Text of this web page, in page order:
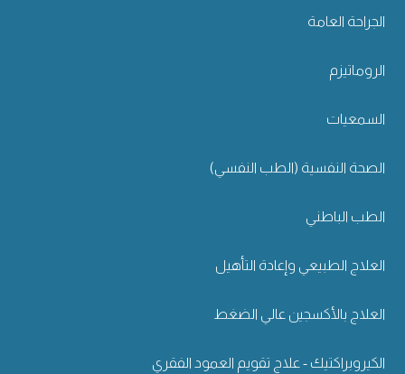
الجراحة العامة
الروماتيزم
السمعيات
الصحة النفسية (الطب النفسي)
الطب الباطني
العلاج الطبيعي وإعادة التأهيل
العلاج بالأكسجين عالي الضغط
الكيروبراكتيك - علاج تقويم العمود الفقري